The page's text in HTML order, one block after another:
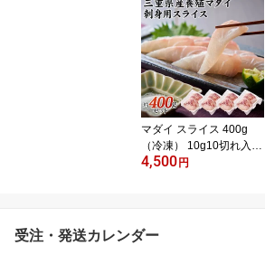
スライス 鮭 冷凍 750g お
刺身 カルパッチョ 寿司
マダイ スライス 400g
（冷凍） 10g10切れ入り
×4パック 自然の恵み 新
ルパッチョ 鯛しゃぶ
4,500円
受注・発送カレンダー